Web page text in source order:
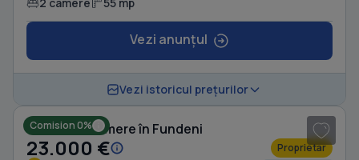
Vezi anunțul
Vezi istoricul prețurilor
Comision 0%
Casă cu 2 camere în Fundeni
23.000 € Proprietar